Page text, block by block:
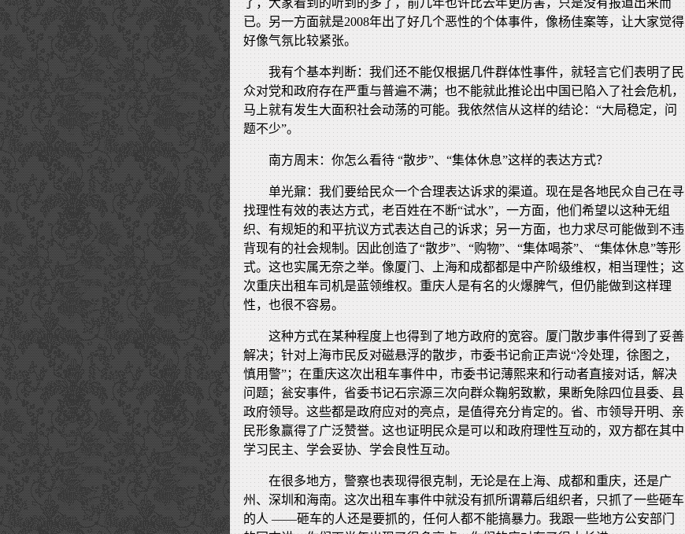
已。另一方面就是2008年出了好几个恶性的个体事件，像杨佳案等，让大家觉得
好像气氛比较紧张。
我有个基本判断：我们还不能仅根据几件群体性事件，就轻言它们表明了民
众对党和政府存在严重与普遍不满；也不能就此推论出中国已陷入了社会危机，
马上就有发生大面积社会动荡的可能。我依然信从这样的结论：“大局稳定，问
题不少”。
南方周末：你怎么看待 “散步”、“集体休息”这样的表达方式？
单光鼐：我们要给民众一个合理表达诉求的渠道。现在是各地民众自己在寻
找理性有效的表达方式，老百姓在不断“试水”，一方面，他们希望以这种无组
织、有规矩的和平抗议方式表达自己的诉求；另一方面，也力求尽可能做到不违
背现有的社会规制。因此创造了“散步”、“购物”、“集体喝茶”、 “集体休息”等形
式。这也实属无奈之举。像厦门、上海和成都都是中产阶级维权，相当理性；这
次重庆出租车司机是蓝领维权。重庆人是有名的火爆脾气，但仍能做到这样理
性，也很不容易。
这种方式在某种程度上也得到了地方政府的宽容。厦门散步事件得到了妥善
解决；针对上海市民反对磁悬浮的散步，市委书记俞正声说“冷处理，徐图之，
慎用警”；在重庆这次出租车事件中，市委书记薄熙来和行动者直接对话，解决
问题；瓮安事件，省委书记石宗源三次向群众鞠躬致歉，果断免除四位县委、县
政府领导。这些都是政府应对的亮点，是值得充分肯定的。省、市领导开明、亲
民形象赢得了广泛赞誉。这也证明民众是可以和政府理性互动的，双方都在其中
学习民主、学会妥协、学会良性互动。
在很多地方，警察也表现得很克制，无论是在上海、成都和重庆，还是广
州、深圳和海南。这次出租车事件中就没有抓所谓幕后组织者，只抓了一些砸车
的人 ——砸车的人还是要抓的，任何人都不能搞暴力。我跟一些地方公安部门